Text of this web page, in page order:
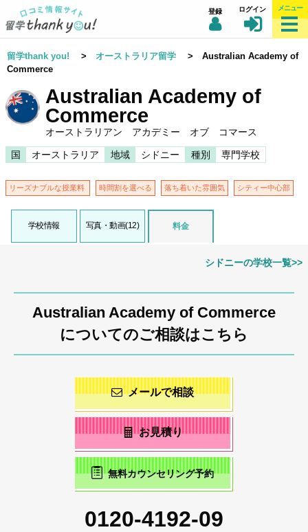
登録 ログイン メニュー
留学thank you! > オーストラリア留学 > Australian Academy of
Commerce
Australian Academy of
Commerce
オーストラリアン アカデミー オブ コマース
国 オーストラリア 地域 シドニー 種別 専門学校
リーズナブルな授業料 時間割を選べる 落ち着いた雰囲気 シティー中心部
学校情報 写真・動画(12) 料金
シドニーの学校一覧>>
Australian Academy of Commerce
についてのご相談はこちら
メールで相談
お見積り
無料カウンセリング予約
0120-4192-09